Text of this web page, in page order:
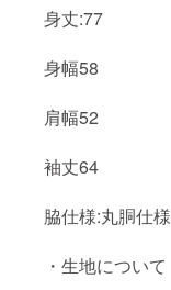
身丈:77
身幅58
肩幅52
袖丈64
脇仕様:丸胴仕様
・生地について